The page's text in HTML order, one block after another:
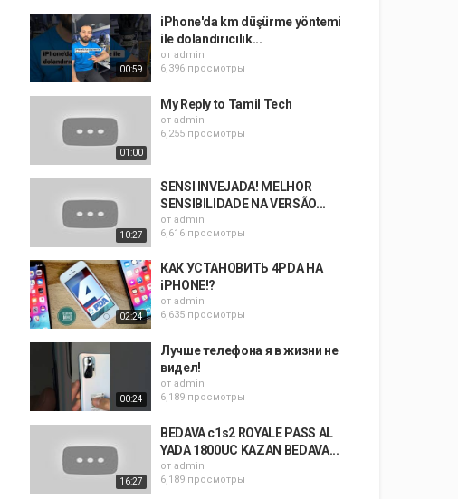
00:59
iPhone'da km düşürme yöntemi
ile dolandırıcılık...
от admin
6,396 просмотры
01:00
My Reply to Tamil Tech
от admin
6,255 просмотры
10:27
SENSI INVEJADA! MELHOR
SENSIBILIDADE NA VERSÃO...
от admin
6,616 просмотры
02:24
КАК УСТАНОВИТЬ 4PDA НА
iPHONE!?
от admin
6,635 просмотры
00:24
Лучше телефона я в жизни не
видел!
от admin
6,189 просмотры
16:27
BEDAVA c1s2 ROYALE PASS AL
YADA 1800UC KAZAN BEDAVA...
от admin
6,189 просмотры